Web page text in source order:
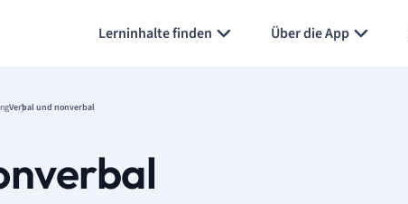
Lerninhalte finden Über die App
Verbal und nonverbal